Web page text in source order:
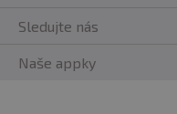
Sledujte nás
Naše appky